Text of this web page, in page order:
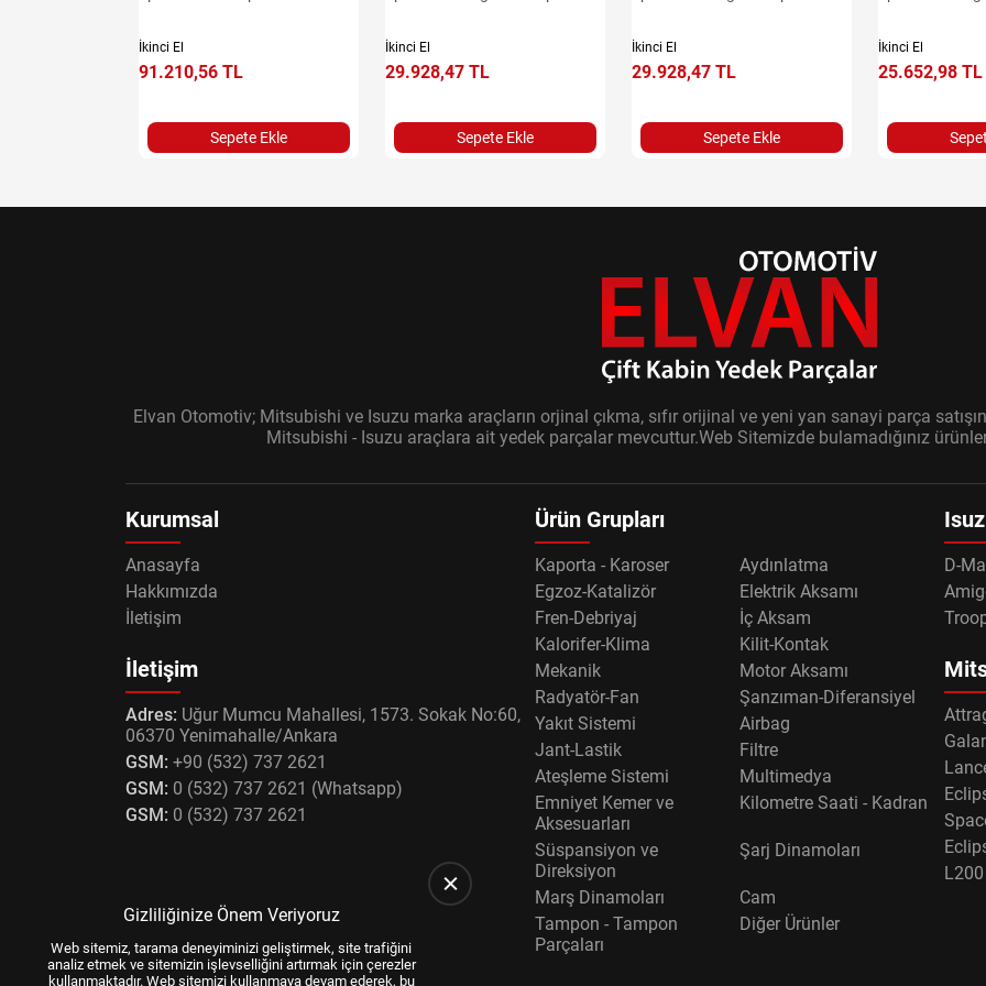
İkinci El
91.210,56 TL
Sepete Ekle
İkinci El
29.928,47 TL
Sepete Ekle
İkinci El
29.928,47 TL
Sepete Ekle
İkinci El
25.652,98 TL
Elvan Otomotiv; Mitsubishi ve Isuzu marka araçların orjinal çıkma, sıfır orijinal ve yeni yan sanayi parça
Mitsubishi - Isuzu araçlara ait yedek parçalar mevcuttur.Web Sitemizde bulamadığınız
Kurumsal
Anasayfa
Hakkımızda
İletişim
İletişim
Adres: Uğur Mumcu Mahallesi, 1573. Sokak No:60,
06370 Yenimahalle/Ankara
GSM: +90 (532) 737 2621
GSM: 0 (532) 737 2621 (Whatsapp)
GSM: 0 (532) 737 2621
Ürün Grupları
Kaporta - Karoser
Aydınlatma
Egzoz-Katalizör
Elektrik Aksamı
Fren-Debriyaj
İç Aksam
Kalorifer-Klima
Kilit-Kontak
Mekanik
Motor Aksamı
Radyatör-Fan
Şanzıman-Diferansiyel
Yakıt Sistemi
Airbag
Jant-Lastik
Filtre
Ateşleme Sistemi
Multimedya
Emniyet Kemer ve
Aksesuarları
Kilometre Saati - Kadran
Süspansiyon ve
Direksiyon
Şarj Dinamoları
Marş Dinamoları
Cam
Tampon - Tampon
Parçaları
Diğer Ürünler
D-
L200
Gizliliğinize Önem Veriyoruz
Web sitemiz, tarama deneyiminizi geliştirmek, site trafiğini
analiz etmek ve sitemizin işlevselliğini artırmak için çerezler
kullanmaktadır. Web sitemizi kullanmaya devam ederek, bu